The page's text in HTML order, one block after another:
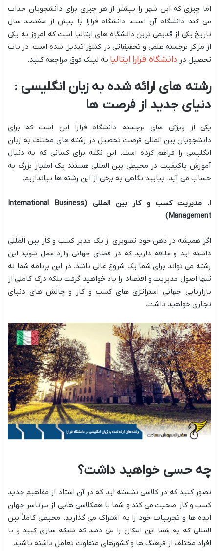
اما چیزی که این شهر را بیشتر از هر چیزی برای دانشجویان جذاب
می کند دانشگاه آن است. دانشگاه فرارا با بیش از هفتصد سال
تاریخ یکی از قدیمی ترین دانشگاه های ایتالیا است که امروز به یکی
از مراکز برجسته علمی و تحقیقاتی در کشور تبدیل شده است. در باب
تحصیل در دانشگاه فرارا ایتالیا به لینک فوق مراجعه کنید.
رشته های ارائه شده به زبان انگلیسی :
دنیای جدید از فرصت ها
یکی از ویژگی های برجسته دانشگاه فرارا این است که برای
دانشجویان بین المللی فرصت تحصیل در رشته های مختلف به زبان
انگلیسی را فراهم کرده است. این نکته برای کسانی که به دنبال
آموزش باکیفیت در محیطی بین المللی هستند یک امتیاز بزرگ به
حساب می آید. بیایید نگاهی به برخی از این رشته ها بیاندازیم.
۱.مدیریت کسب و کار بین المللی
(International Business
Management)
اگر همیشه در ذهن خود تصویری از یک مدیر کسب و کار بین المللی
داشته اید و علاقه دارید که در فضای جهانی وارد عمل شوید این
رشته می تواند برای شما یک شروع عالی باشد. در این برنامه شما نه
تنها اصول مدیریت و اقتصاد را یاد خواهید گرفت بلکه درک کاملی از
بازاریابی جهانی استراتژی های کسب و کار و چالش های دنیای
تجاری خواهید داشت.
چه حسی خواهید داشت؟
تصور کنید که در کلاسی نشسته اید که در آن استاد از مفاهیم جدید
کسب و کار صحبت می کند و شما با همکلاسی هایی از سرتاسر جهان
ایده ها و تجربیات خود را به اشتراک می گذارید. محیطی کاملاً بین
المللی که به شما این امکان را می دهد که شبکه سازی کنید و با
افراد مختلف از فرهنگ ها و کشورهای متفاوت تعامل داشته باشید.